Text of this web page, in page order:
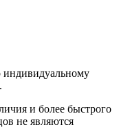
индивидуальному
и более быстрого
не являются